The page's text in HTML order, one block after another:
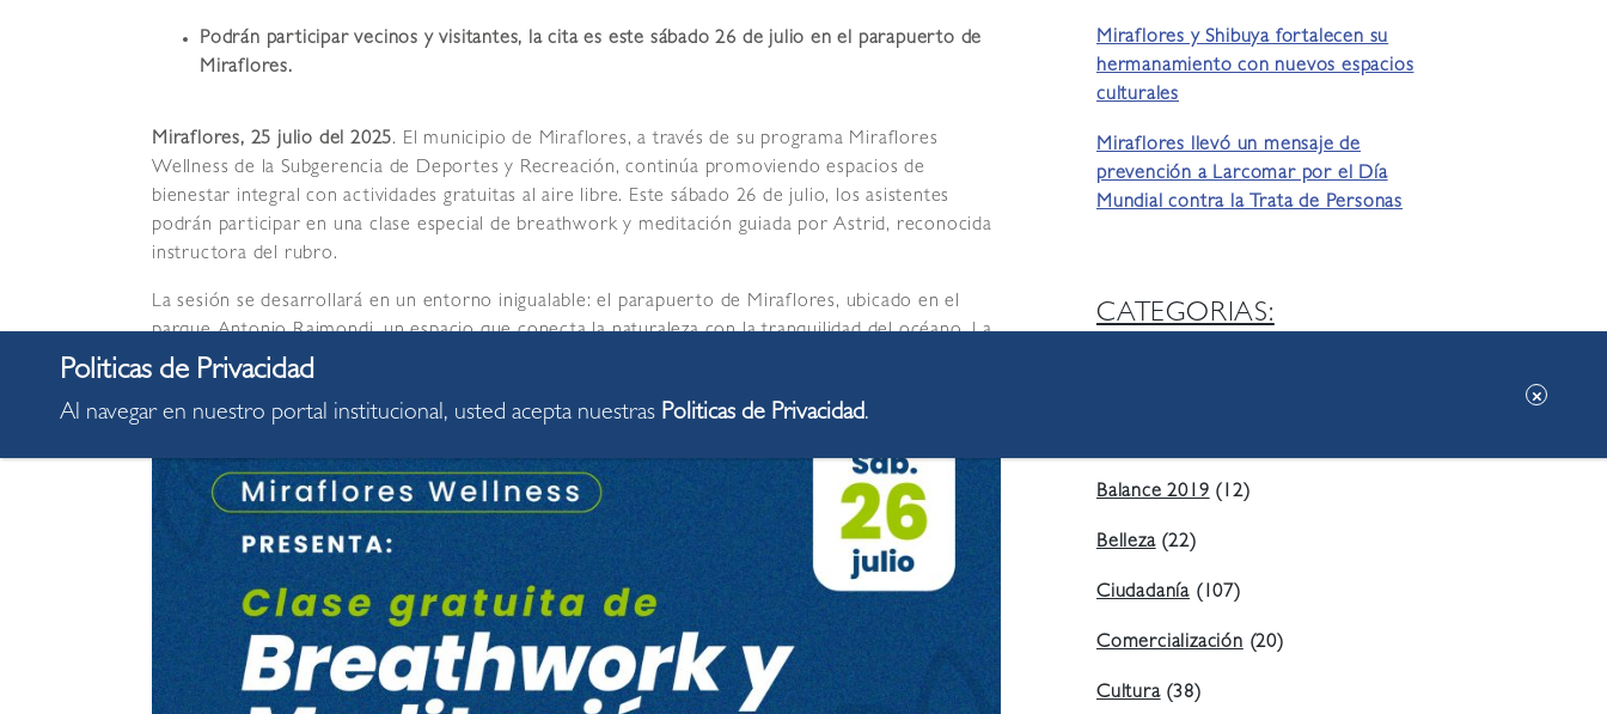
Podrán participar vecinos y visitantes, la cita es este sábado 26 de julio en el parapuerto de
Miraflores.
Miraflores, 25 julio del 2025. El municipio de Miraflores, a través de su programa Miraflores
Wellness de la Subgerencia de Deportes y Recreación, continúa promoviendo espacios de
bienestar integral con actividades gratuitas al aire libre. Este sábado 26 de julio, los asistentes
podrán participar en una clase especial de breathwork y meditación guiada por Astrid, reconocida
instructora del rubro.
La sesión se desarrollará en un entorno inigualable: el parapuerto de Miraflores, ubicado en el
parque Antonio Raimondi, un espacio que conecta la naturaleza con la tranquilidad del océano. La
actividad está dirigida a personas de todas las edades y niveles, y no requiere experiencia previa
Miraflores y Shibuya fortalecen su
hermanamiento con nuevos espacios
culturales
Miraflores llevó un mensaje de
prevención a Larcomar por el Día
Mundial contra la Trata de Personas
CATEGORIAS:
Balance 2019(12)
Belleza(22)
Ciudadanía (107)
Comercialización(20)
Cultura(38)
Al navegar en nuestro portal institucional, usted acepta nuestras Politicas de Privacidad.